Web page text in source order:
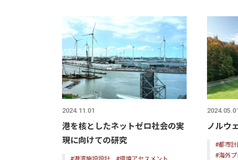
2024.11.01
港を核としたネットゼロ社会の実
現に向けての研究
ノルウ
#都市計
#海外プ